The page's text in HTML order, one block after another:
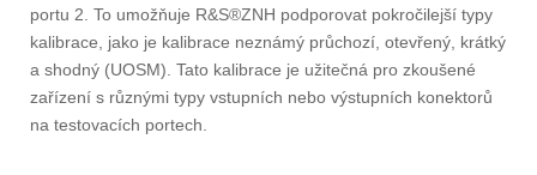
portu 2. To umožňuje R&S®ZNH podporovat pokročilejší typy
kalibrace, jako je kalibrace neznámý průchozí, otevřený, krátký
a shodný (UOSM). Tato kalibrace je užitečná pro zkoušené
zařízení s různými typy vstupních nebo výstupních konektorů
na testovacích portech.